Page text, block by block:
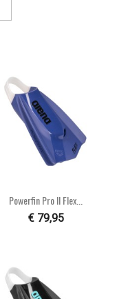
Powerfin Pro II Flex...
€ 79,95